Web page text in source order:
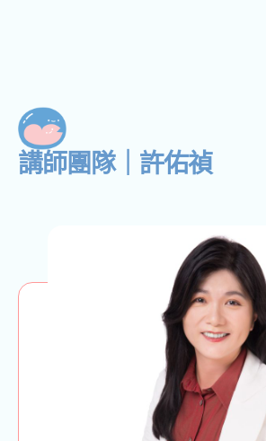
講師團隊｜許佑禎